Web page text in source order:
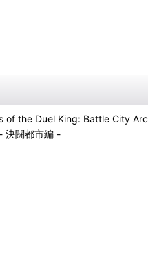
of the Duel King: Battle City Arc
決闘都市編 -